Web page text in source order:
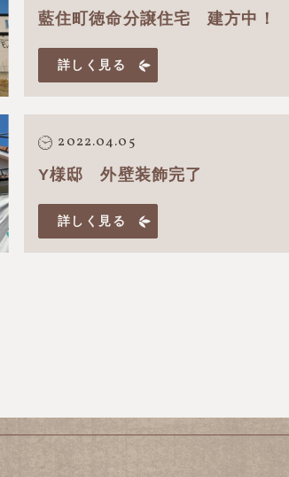
藍住町徳命分譲住宅 建方中！
詳しく見る
2022.04.05
Y様邸 外壁装飾完了
詳しく見る